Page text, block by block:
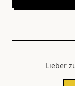
Lieber